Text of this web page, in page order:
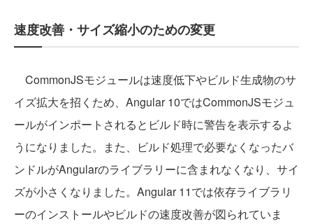
速度改善・サイズ縮小のための変更
CommonJSモジュールは速度低下やビルド生成物のサ
イズ拡大を招くため、Angular 10ではCommonJSモジュ
ールがインポートされるとビルド時に警告を表示するよ
うになりました。また、ビルド処理で必要なくなったバ
ンドルがAngularのライブラリーに含まれなくなり、サイ
ズが小さくなりました。Angular 11では依存ライブラリ
ーのインストールやビルドの速度改善が図られていま